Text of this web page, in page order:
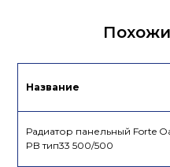
Название
Радиатор панельный Forte
PB тип33 500/500